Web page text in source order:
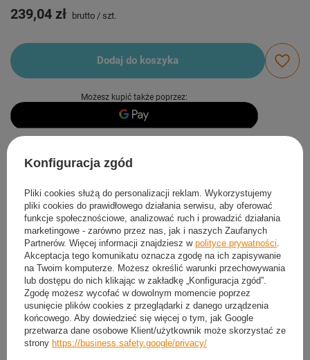
239,04 zł
brutto / szt.
Dodaj do koszyka
Możesz kupić także poprzez:
Darmowa i szybka dostawa
30 dni na łatwy zwrot
Sprawdź, w którym sklepie obejrzysz i kupisz od ręki
Bezpieczne zakupy
Darmowa dostawa do paczkomatu lub punktu
odbioru
Smile - dostawy ze sklepów internetowych przy zamówieniu od50,00 zł są za
darmoWięcej informacji.
Konfiguracja zgód
Pliki cookies służą do personalizacji reklam. Wykorzystujemy
pliki cookies do prawidłowego działania serwisu, aby oferować
funkcje społecznościowe, analizować ruch i prowadzić działania
marketingowe - zarówno przez nas, jak i naszych Zaufanych
Partnerów. Więcej informacji znajdziesz w polityce prywatności
Akceptacja tego komunikatu oznacza zgodę na ich zapisywanie
na Twoim komputerze. Możesz określić warunki przechowywania
lub dostępu do nich klikając w zakładkę „Konfiguracja zgód”.
Zgodę możesz wycofać w dowolnym momencie poprzez
usunięcie plików cookies z przeglądarki z danego urządzenia
końcowego. Aby dowiedzieć się więcej o tym, jak Google
przetwarza dane osobowe Klient/użytkownik może skorzystać ze
strony https://business.safety.google/privacy/